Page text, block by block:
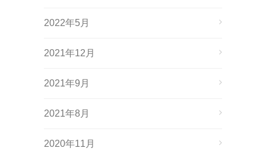
2022年5月
2021年12月
2021年9月
2021年8月
2020年11月